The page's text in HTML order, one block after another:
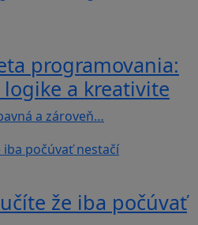
programovania:
a kreativite
a zároveň…
že iba počúvať